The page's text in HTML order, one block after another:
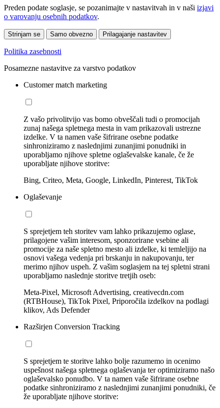
Preden podate soglasje, se pozanimajte v nastavitvah in v naši izjavi
o varovanju osebnih podatkov.
Strinjam se Samo obvezno Prilagajanje nastavitev
Politika zasebnosti
Posamezne nastavitve za varstvo podatkov
Customer match marketing
Z vašo privolitvijo vas bomo obveščali tudi o promocijah
zunaj našega spletnega mesta in vam prikazovali ustrezne
izdelke. V ta namen vaše šifrirane osebne podatke
sinhroniziramo z naslednjimi zunanjimi ponudniki in
uporabljamo njihove spletne oglaševalske kanale, če že
uporabljate njihove storitve:
Bing, Criteo, Meta, Google, LinkedIn, Pinterest, TikTok
Oglaševanje
S sprejetjem teh storitev vam lahko prikazujemo oglase,
prilagojene vašim interesom, sponzorirane vsebine ali
promocije za naše spletno mesto ali izdelke, ki temleljijo na
osnovi vašega vedenja pri brskanju in nakupovanju, ter
merimo njihov uspeh. Z vašim soglasjem na tej spletni strani
uporabljamo naslednje storitve tretjih oseb:
Meta-Pixel, Microsoft Advertising, creativecdn.com
(RTBHouse), TikTok Pixel, Priporočila izdelkov na podlagi
klikov, Ads Defender
Razširjen Conversion Tracking
S sprejetjem te storitve lahko bolje razumemo in ocenimo
uspešnost našega spletnega oglaševanja ter optimiziramo našo
oglaševalsko ponudbo. V ta namen vaše šifrirane osebne
podatke sinhroniziramo z naslednjimi zunanjimi ponudniki, če
že uporabljate njihove storitve: